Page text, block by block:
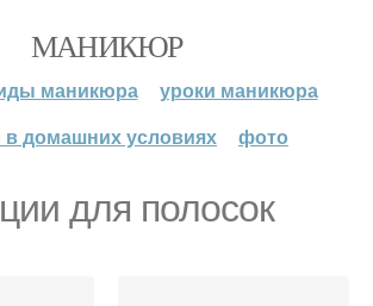
МАНИКЮР
маникюра
уроки маникюра
домашних условиях
фото
для полосок